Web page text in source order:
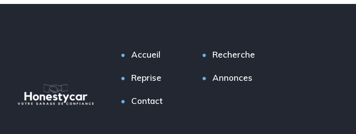
Accueil Recherche
Reprise Annonces
Contact